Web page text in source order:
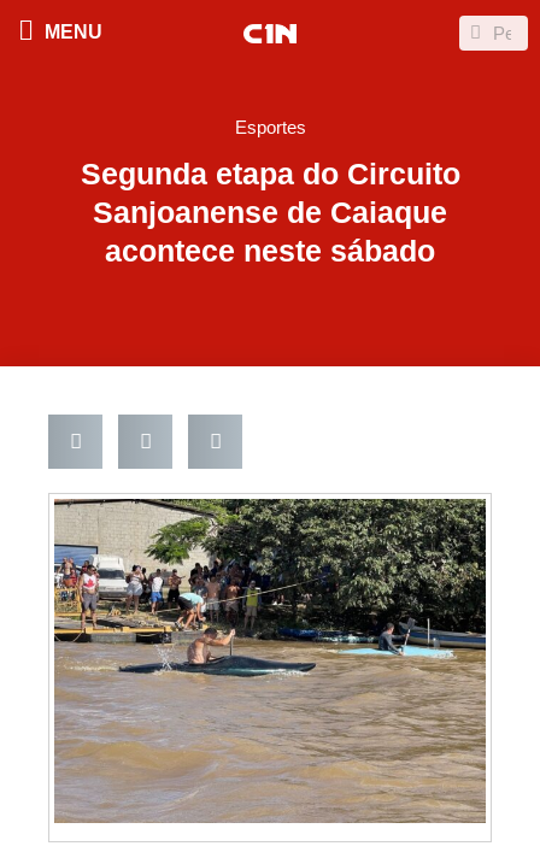
para
MENU Search
Search
Esportes
Segunda etapa do Circuito
Sanjoanense de Caiaque
acontece neste sábado